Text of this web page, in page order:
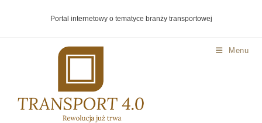
Portal internetowy o tematyce branży transportowej
Menu